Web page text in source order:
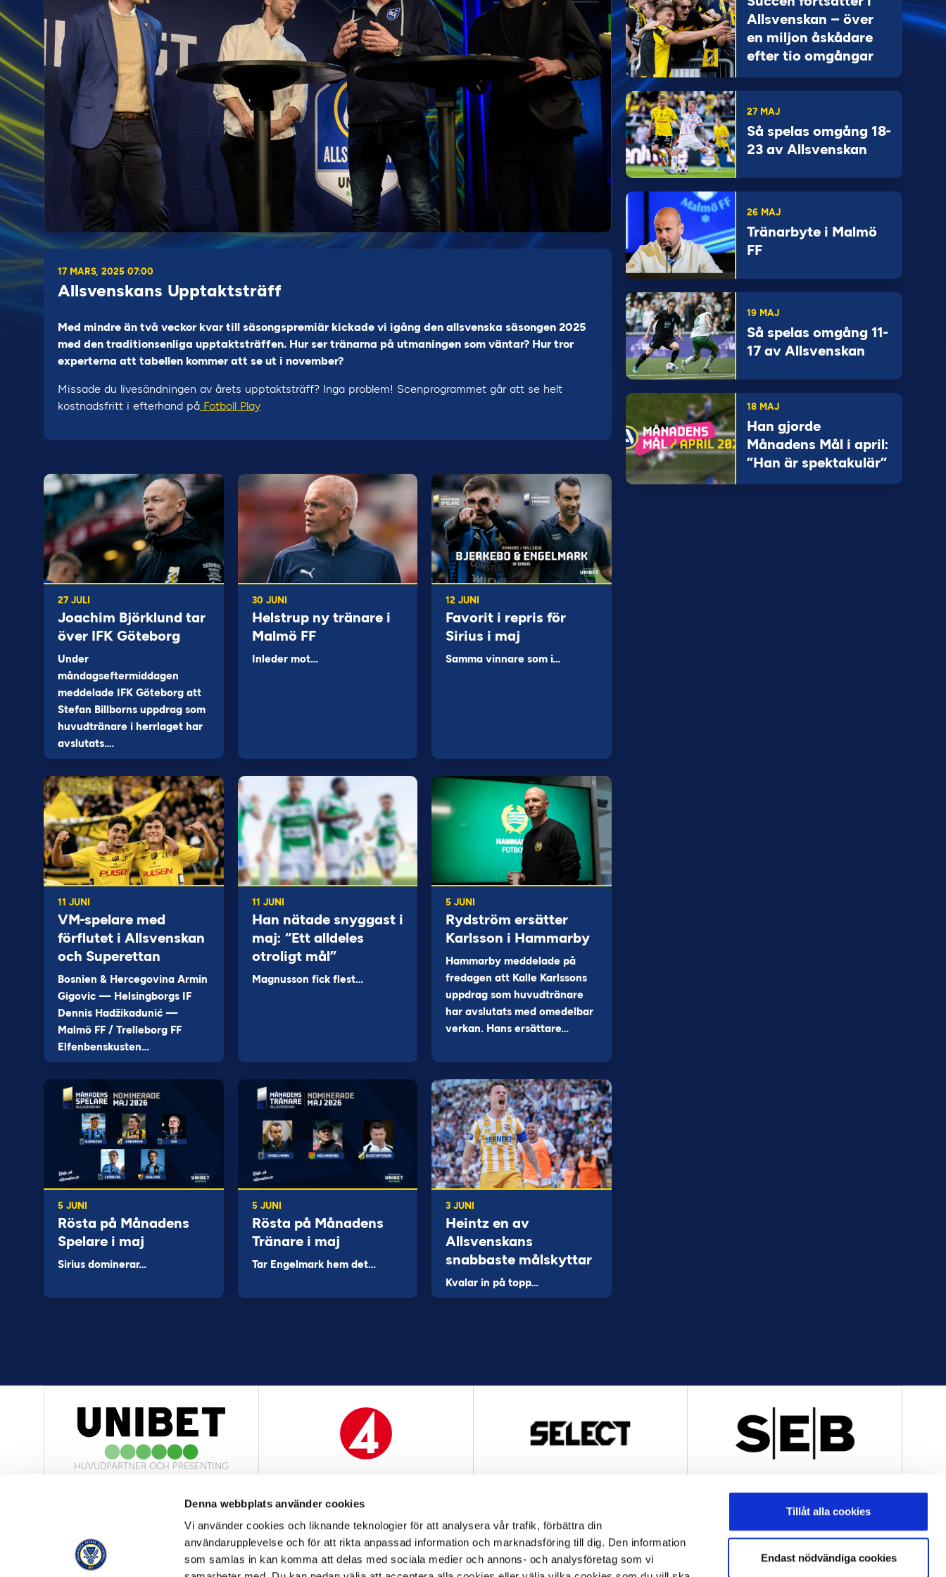
Denna webbplats använder cookies
Vi använder cookies och liknande teknologier för att analysera vår trafik, förbättra din
användarupplevelse och för att rikta anpassad information och marknadsföring till dig. Den information
som samlas in kan komma att delas med sociala medier och annons- och analysföretag som vi
Tillåt alla cookies
Endast nödvändiga cookies
17 MARS, 2025 07:00
Allsvenskans Upptaktsträff
Med mindre än två veckor kvar till säsongspremiär kickade vi igång den allsvenska säsongen 2025
med den traditionsenliga upptaktsträffen. Hur ser tränarna på utmaningen som väntar? Hur tror
experterna att tabellen kommer att se ut i november?
Missade du livesändningen av årets upptaktsträff? Inga problem! Scenprogrammet går att se helt
kostnadsfritt i efterhand på Fotboll Play
27 JULI
Joachim Björklund tar
över IFK Göteborg
Under
måndagseftermiddagen
meddelade IFK Göteborg att
Stefan Billborns uppdrag som
huvudtränare i herrlaget har
avslutats.…
30 JUNI
Helstrup ny tränare i
Malmö FF
Inleder mot…
12 JUNI
Favorit i repris för
Sirius i maj
Samma vinnare som i…
11 JUNI
VM-spelare med
förflutet i Allsvenskan
och Superettan
Bosnien & Hercegovina Armin
Gigovic — Helsingborgs IF
Dennis Hadžikadunić —
Malmö FF / Trelleborg FF
Elfenbenskusten…
11 JUNI
Han nätade snyggast i
maj: “Ett alldeles
otroligt mål”
Magnusson fick flest…
5 JUNI
Rydström ersätter
Karlsson i Hammarby
Hammarby meddelade på
fredagen att Kalle Karlssons
uppdrag som huvudtränare
har avslutats med omedelbar
verkan. Hans ersättare…
5 JUNI
Rösta på Månadens
Spelare i maj
Sirius dominerar…
5 JUNI
Rösta på Månadens
Tränare i maj
Tar Engelmark hem det…
3 JUNI
Heintz en av
Allsvenskans
snabbaste målskyttar
Kvalar in på topp…
Allsvenskan – över
en miljon åskådare
efter tio omgångar
27 MAJ
Så spelas omgång 18-
23 av Allsvenskan
26 MAJ
Tränarbyte i Malmö
FF
19 MAJ
Så spelas omgång 11-
17 av Allsvenskan
18 MAJ
Han gjorde
Månadens Mål i april:
”Han är spektakulär”
HUVUDPARTNER OCH PRESENTING